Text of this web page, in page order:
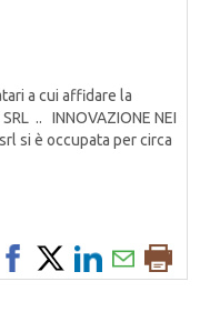
a cui affidare la
.. INNOVAZIONE NEI
si è occupata per circa